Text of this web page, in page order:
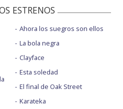
ESTRENOS
Ahora los suegros son ellos
La bola negra
Clayface
Esta soledad
El final de Oak Street
Karateka